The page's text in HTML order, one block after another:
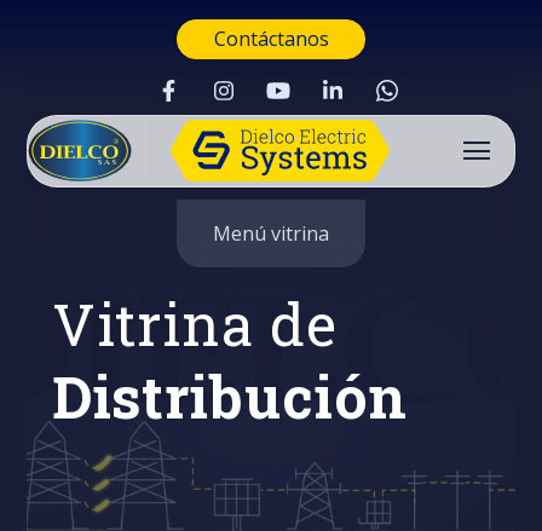
Contáctanos
Buscar
Menú vitrina
Vitrina de
Distribución